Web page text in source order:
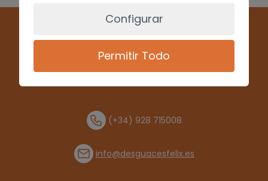
(+34) 928 715008
info@desguacesfelix.es
Configurar
Permitir Todo